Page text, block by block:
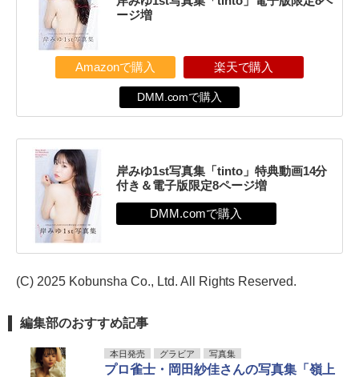
ージ増
Amazonで購入 楽天で購入
DMM.comで購入
岸みゆ1st写真集「tinto」特典動画14分
付き＆電子版限定8ページ増
(C) 2025 Kobunsha Co., Ltd. All Rights Reserved.
編集部のおすすめ記事
本日発売 グラビア 写真集
プロ雀士・岡田紗佳さんの写真集「嶺上